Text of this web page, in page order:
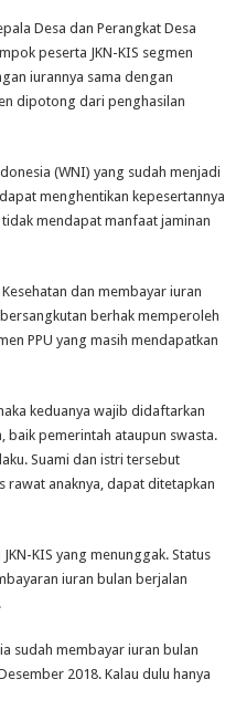
Desa dan Perangkat Desa
peserta JKN-KIS segmen
iurannya sama dengan
dipotong dari penghasilan
(WNI) yang sudah menjadi
menghentikan kepesertannya
mendapat manfaat jaminan
dan membayar iuran
berhak memperoleh
PPU yang masih mendapatkan
keduanya wajib didaftarkan
baik pemerintah ataupun swasta.
Suami dan istri tersebut
rawat anaknya, dapat ditetapkan
KIS yang menunggak. Status
iuran bulan berjalan
sudah membayar iuran bulan
2018. Kalau dulu hanya